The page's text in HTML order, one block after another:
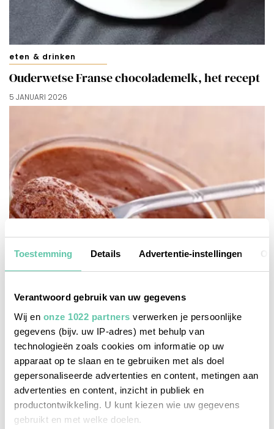
Toestemming Details Advertentie-instellingen
Verantwoord gebruik van uw gegevens
Wij en onze 1022 partners verwerken je persoonlijke
gegevens (bijv. uw IP-adres) met behulp van
technologieën zoals cookies om informatie op uw
apparaat op te slaan en te gebruiken met als doel
gepersonaliseerde advertenties en content, metingen aan
advertenties en content, inzicht in publiek en
productontwikkeling. U kunt kiezen wie uw gegevens
gebruikt en met welke doelen.
eten & drinken
Ouderwetse Franse chocolademelk, het recept
5 JANUARI 2026
eten & drinken
Chocolademousse die nooit mislukt
19 DECEMBER 2025